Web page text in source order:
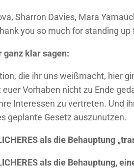
Sharron Davies, Mara
you so much for standing up
ganz klar sagen:
die ihr uns weißmacht, hier
Vorhaben nicht zu Ende
Interessen zu vertreten. Und
geplante Gesetz auszunutzen.
als die Behauptung
als die Behauptung,